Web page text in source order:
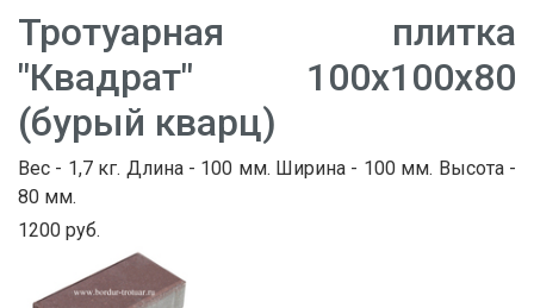
Тротуарная плитка
"Квадрат" 100х100х80
(бурый кварц)
Вес - 1,7 кг. Длина - 100 мм. Ширина - 100 мм. Высота -
80 мм.
1200 руб.